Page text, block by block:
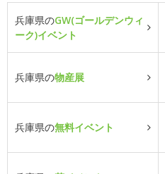
兵庫県のGW(ゴールデンウィ
ーク)イベント
兵庫県の物産展
兵庫県の無料イベント